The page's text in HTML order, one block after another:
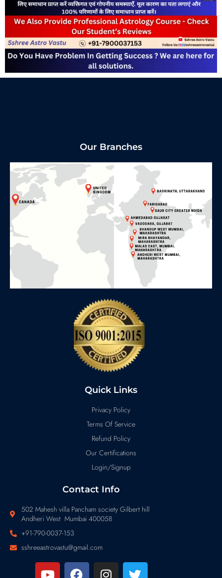
Our Branches
Quick Links
Privacy Policy
Terms Of Service
Refund Policy
Our Certifications
Login/Signup
Contact Info
502 Mahesh villa Pancham society Gilbert hill
Andheri West Mumbai 400058
+91-790-0037-153
sshreeastrovastu@gmail.com